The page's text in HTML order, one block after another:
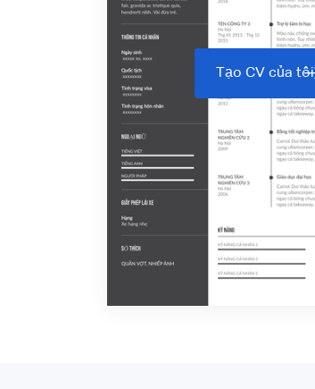
Tạo CV của tôi